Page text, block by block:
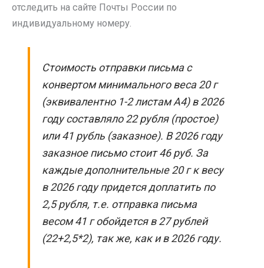
отследить на сайте Почты России по
индивидуальному номеру.
Стоимость отправки письма с
конвертом минимального веса 20 г
(эквивалентно 1-2 листам А4) в 2026
году составляло 22 рубля (простое)
или 41 рубль (заказное). В 2026 году
заказное письмо стоит 46 руб. За
каждые дополнительные 20 г к весу
в 2026 году придется доплатить по
2,5 рубля, т.е. отправка письма
весом 41 г обойдется в 27 рублей
(22+2,5*2), так же, как и в 2026 году.